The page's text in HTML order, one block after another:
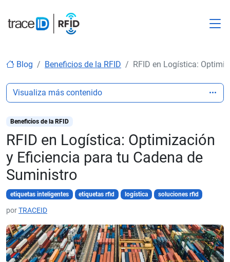
Blog Beneficios de la RFID RFID en Logística:
Beneficios de la RFID
RFID en Logística: Optimización
y Eficiencia para tu Cadena de
Suministro
etiquetas inteligentes etiquetas rfid logística soluciones rfid
porTRACEID
Visualiza más contenido